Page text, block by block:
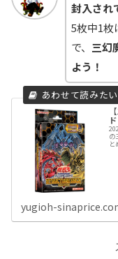
封入され
5枚中1枚
で、 三幻
よう！
の
と
yugioh-